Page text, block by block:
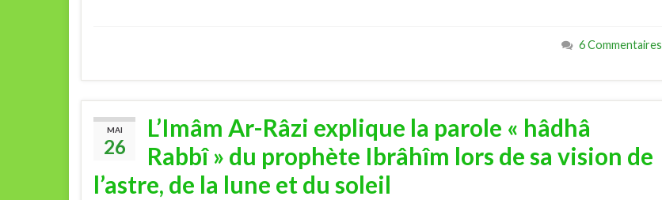
6 Commentaires
MAI
26
L’Imâm Ar-Râzi explique la parole « hâdhâ
Rabbî » du prophète Ibrâhîm lors de sa vision de
l’astre, de la lune et du soleil